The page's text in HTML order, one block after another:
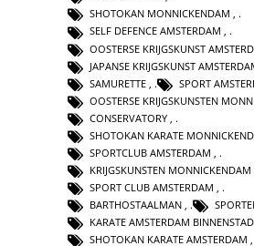
SHOTOKAN MONNICKENDAM ,
SELF DEFENCE AMSTERDAM ,
OOSTERSE KRIJGSKUNST
JAPANSE KRIJGSKUNST
SAMURETTE
SPORT
OOSTERSE KRIJGSKUNSTEN
CONSERVATORY
SHOTOKAN KARATE
SPORTCLUB AMSTERDAM
KRIJGSKUNSTEN MONNICKENDAM
SPORT CLUB AMSTERDAM ,
BARTHOSTAALMAN ,
KARATE AMSTERDAM BINNENSTAD
SHOTOKAN KARATE AMSTERDAM ,